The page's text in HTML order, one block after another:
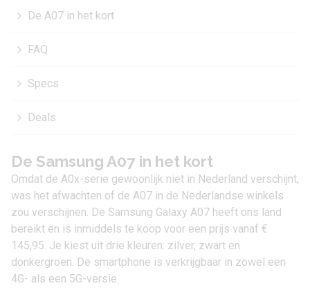
De A07 in het kort
FAQ
Specs
Deals
De Samsung A07 in het kort
Omdat de A0x-serie gewoonlijk niet in Nederland verschijnt,
was het afwachten of de A07 in de Nederlandse winkels
zou verschijnen. De Samsung Galaxy A07 heeft ons land
bereikt en is inmiddels te koop voor een prijs vanaf €
145,95. Je kiest uit drie kleuren: zilver, zwart en
donkergroen. De smartphone is verkrijgbaar in zowel een
4G- als een 5G-versie.